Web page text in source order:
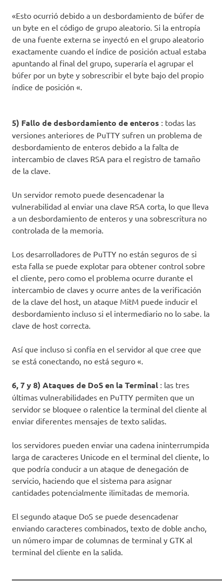
«Esto ocurrió debido a un desbordamiento de búfer de
un byte en el código de grupo aleatorio. Si la entropía
de una fuente externa se inyectó en el grupo aleatorio
exactamente cuando el índice de posición actual estaba
apuntando al final del grupo, superaría el agrupar el
búfer por un byte y sobrescribir el byte bajo del propio
índice de posición «.
5) Fallo de desbordamiento de enteros : todas las
versiones anteriores de PuTTY sufren un problema de
desbordamiento de enteros debido a la falta de
intercambio de claves RSA para el registro de tamaño
de la clave.
Un servidor remoto puede desencadenar la
vulnerabilidad al enviar una clave RSA corta, lo que lleva
a un desbordamiento de enteros y una sobrescritura no
controlada de la memoria.
Los desarrolladores de PuTTY no están seguros de si
esta falla se puede explotar para obtener control sobre
el cliente, pero como el problema ocurre durante el
intercambio de claves y ocurre antes de la verificación
de la clave del host, un ataque MitM puede inducir el
desbordamiento incluso si el intermediario no lo sabe. la
clave de host correcta.
Así que incluso si confía en el servidor al que cree que
se está conectando, no está seguro «.
6, 7 y 8) Ataques de DoS en la Terminal : las tres
últimas vulnerabilidades en PuTTY permiten que un
servidor se bloquee o ralentice la terminal del cliente al
enviar diferentes mensajes de texto salidas.
los servidores pueden enviar una cadena ininterrumpida
larga de caracteres Unicode en el terminal del cliente, lo
que podría conducir a un ataque de denegación de
servicio, haciendo que el sistema para asignar
cantidades potencialmente ilimitadas de memoria.
El segundo ataque DoS se puede desencadenar
enviando caracteres combinados, texto de doble ancho,
un número impar de columnas de terminal y GTK al
terminal del cliente en la salida.